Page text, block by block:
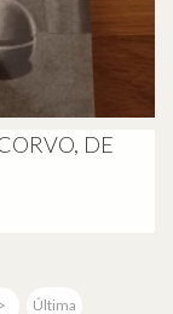
DE
> Última